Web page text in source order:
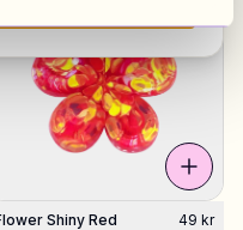
Shiny Red 49 kr